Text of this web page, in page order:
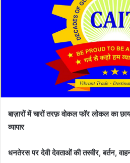
बाज़ारों में चारों तरफ़ वोकल फॉर लोकल का
व्यापार
धनतेरस पर देवी देवताओं की तस्वीर, बर्तन,